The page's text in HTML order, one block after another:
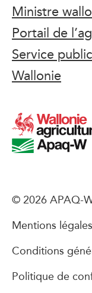
Ministre
Portail de
Service
Wallonie
© 2026 APAQ-
Mentions légales
Conditions
Politique de